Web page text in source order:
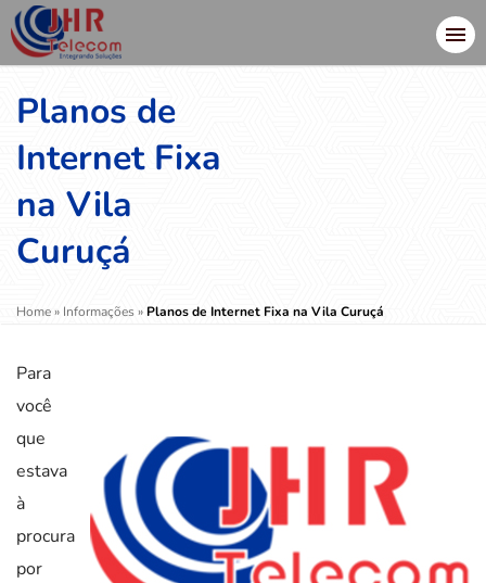
Planos de
Internet Fixa
na Vila
Curuçá
Home» Informações» Planos de Internet Fixa na Vila Curuçá
Para
você
que
estava
à
procura
por